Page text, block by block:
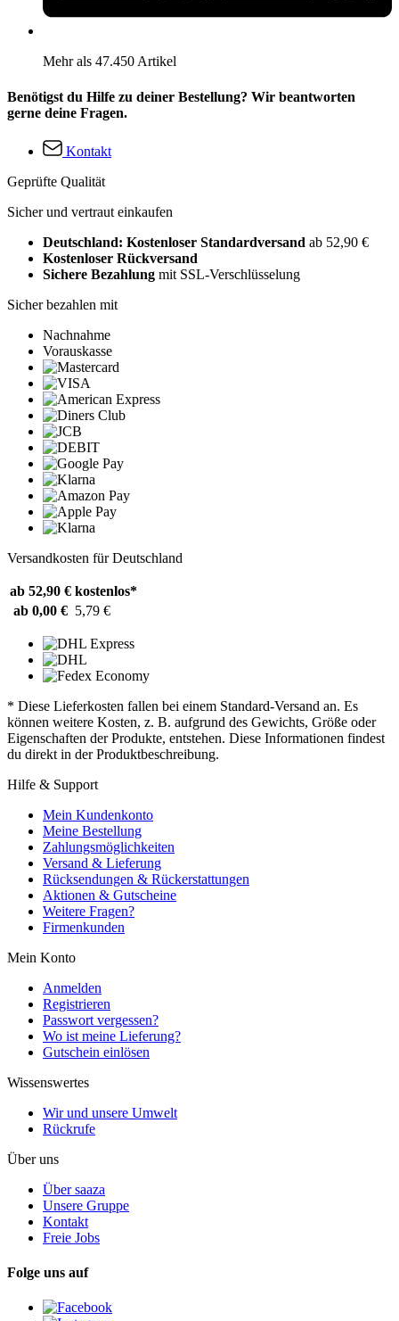
Mehr als 47.450 Artikel
Benötigst du Hilfe zu deiner Bestellung? Wir beantworten
gerne deine Fragen.
Kontakt
Geprüfte Qualität
Sicher und vertraut einkaufen
Deutschland: Kostenloser Standardversand ab 52,90 €
Kostenloser Rückversand
Sichere Bezahlung mit SSL-Verschlüsselung
Sicher bezahlen mit
Nachnahme
Vorauskasse
Versandkosten für Deutschland
ab 52,90 € kostenlos*
ab 0,00 € 5,79 €
* Diese Lieferkosten fallen bei einem Standard-Versand an. Es
können weitere Kosten, z. B. aufgrund des Gewichts, Größe oder
Eigenschaften der Produkte, entstehen. Diese Informationen findest
du direkt in der Produktbeschreibung.
Hilfe & Support
Mein Kundenkonto
Meine Bestellung
Zahlungsmöglichkeiten
Versand & Lieferung
Rücksendungen & Rückerstattungen
Aktionen & Gutscheine
Weitere Fragen?
Firmenkunden
Mein Konto
Anmelden
Registrieren
Passwort vergessen?
Wo ist meine Lieferung?
Gutschein einlösen
Wissenswertes
Wir und unsere Umwelt
Rückrufe
Über uns
Über saaza
Unsere Gruppe
Kontakt
Freie Jobs
Folge uns auf